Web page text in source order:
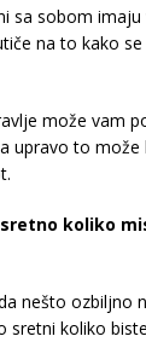
sa sobom imaju
na to kako
može vam
upravo to može
koliko
nešto ozbiljno
sretni koliko